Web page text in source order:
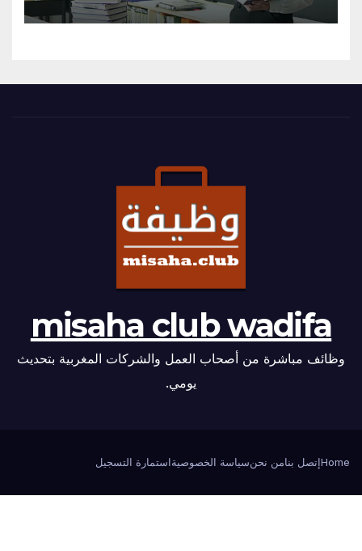
misaha club wadifa
وظائف مباشرة من أصحاب العمل والشركات المغربية بتحديث
يومي.
Homeإتصل بنامن نحنسياسة الخصوصيةاستمارة التسجيل